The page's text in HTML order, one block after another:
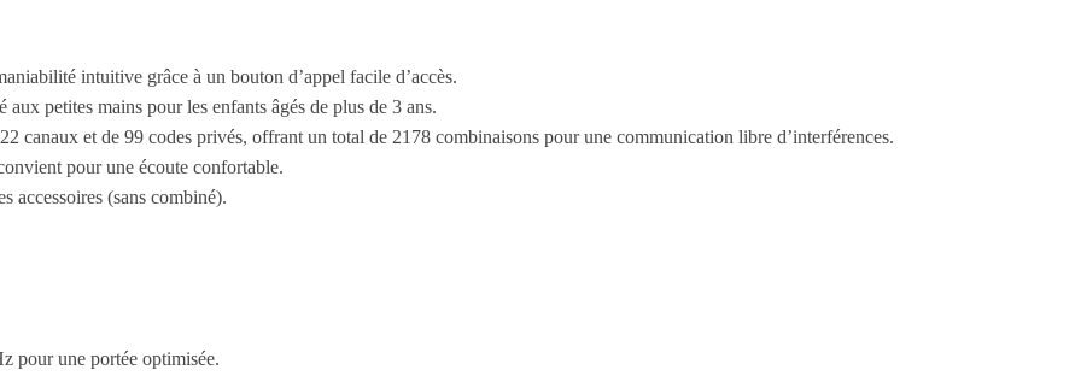
intuitive grâce à un bouton d’appel facile d’accès.
petites mains pour les enfants âgés de plus de 3 ans.
canaux et de 99 codes privés, offrant un total de 2178 combinaisons pour une communication libre d’interférences.
pour une écoute confortable.
accessoires (sans combiné).
pour une portée optimisée.